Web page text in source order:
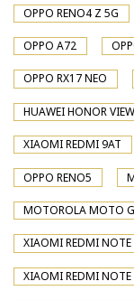
OPPO RENO4 Z 5G
OPPO A72
OPPO RX17 NEO
HUAWEI HONOR
XIAOMI REDMI 9AT
OPPO RENO5
MOTOROLA MOTO
XIAOMI REDMI NOTE
XIAOMI REDMI